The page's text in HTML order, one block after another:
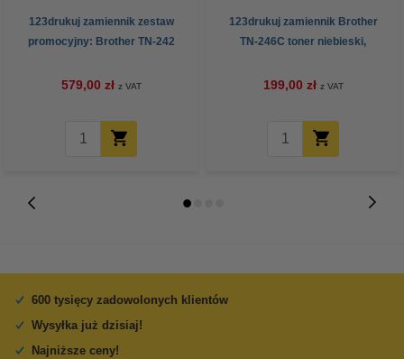
123drukuj zamiennik zestaw
promocyjny: Brother TN-242
579,00 zł z VAT
123drukuj zamiennik Brother
TN-246C toner niebieski,
199,00 zł z VAT
600 tysięcy zadowolonych klientów
Wysyłka już dzisiaj!
Najniższe ceny!